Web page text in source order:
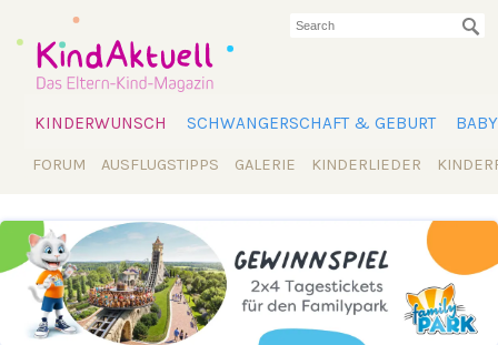
KINDERWUNSCH SCHWANGERSCHAFT & GEBURT
FORUM AUSFLUGSTIPPS GALERIE KINDERLIEDER